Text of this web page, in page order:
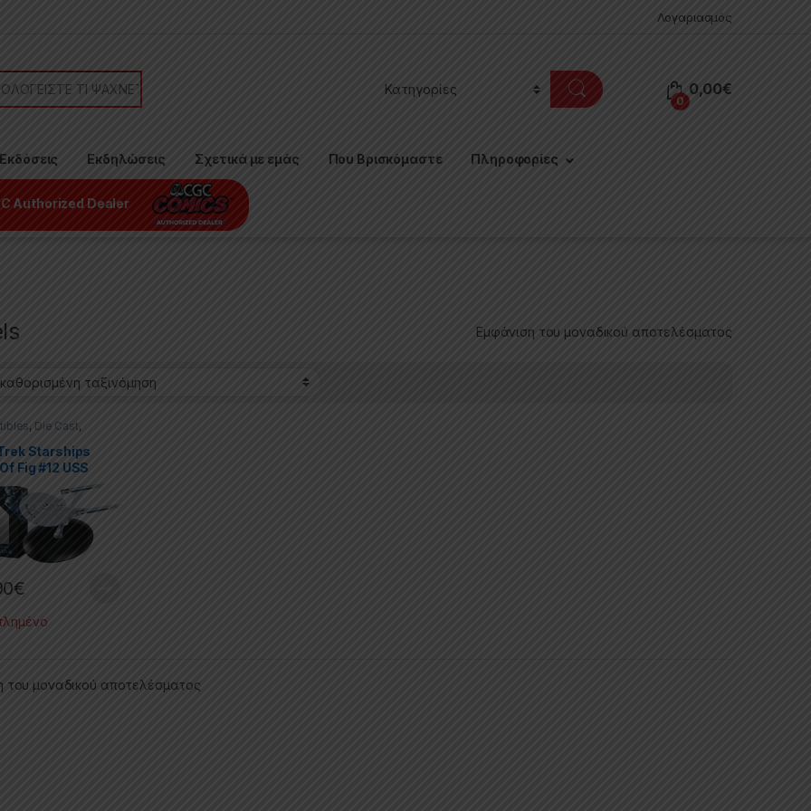
Λογαριασμός
0
0,00€
Εκδόσεις Εκδηλώσεις Σχετικά με εμάς Που Βρισκόμαστε Πληροφορίες
Authorized Dealer
Εμφάνιση του μοναδικού αποτελέσματος
, Die Cast,
,Star Trek
Starships
Fig #12 USS
€
του μοναδικού αποτελέσματος